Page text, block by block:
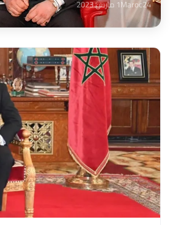
Maroc241 مارس 2023